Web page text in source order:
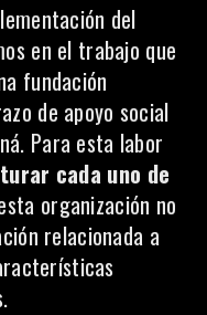
del
en el trabajo que
fundación
de apoyo social
Para esta labor
cada uno de
organización no
relacionada a